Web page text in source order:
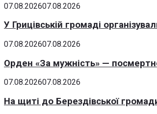
07.08.202607.08.2026
У Грицівській громаді
07.08.202607.08.2026
Орден «За мужність» —
07.08.202607.08.2026
На щиті до Берездівської